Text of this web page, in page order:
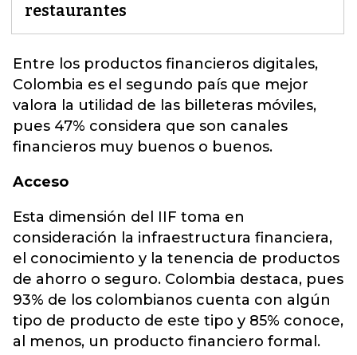
restaurantes
Entre los productos financieros digitales,
Colombia es el segundo país que mejor
valora la utilidad de las billeteras móviles,
pues 47% considera que son canales
financieros muy buenos o buenos.
Acceso
Esta dimensión del IIF toma en
consideración la infraestructura financiera,
el conocimiento y la tenencia de productos
de ahorro o seguro. Colombia destaca, pues
93% de los colombianos cuenta con algún
tipo de producto de este tipo y 85% conoce,
al menos, un producto financiero formal.